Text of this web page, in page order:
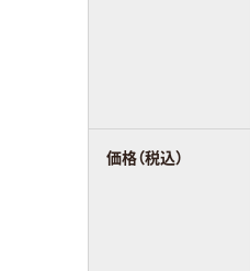
価格（税込）